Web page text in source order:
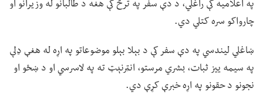
په اعلامیه کې راغلي، د دې سفر په ترڅ کې هغه د طالبانو له وزیرانو او
چارواکو سره کتلي دي.
ښاغلي لیندسي په دې سفر کې د بېلا بېلو موضوعاتو په اړه له هغې ډلې
په سیمه ییز ثبات، بشري مرستو، انټرنېټ ته په لاسرسي او د ښځو او
نجونو د حقونو په اړه خبرې کړې دي.